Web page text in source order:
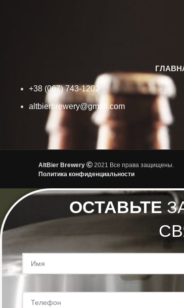
+38 (067) 743-1202
altbierbrewery@gmail.com
AltBier Brewery
2021 Все права защищены.
Политика конфиденциальности
ОСТАВЬТЕ